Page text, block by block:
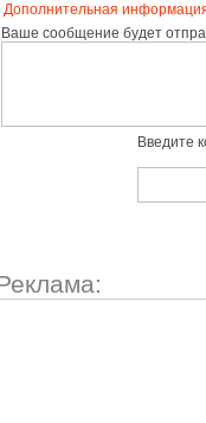
Дополнительная
Ваше сообщение будет
Введите